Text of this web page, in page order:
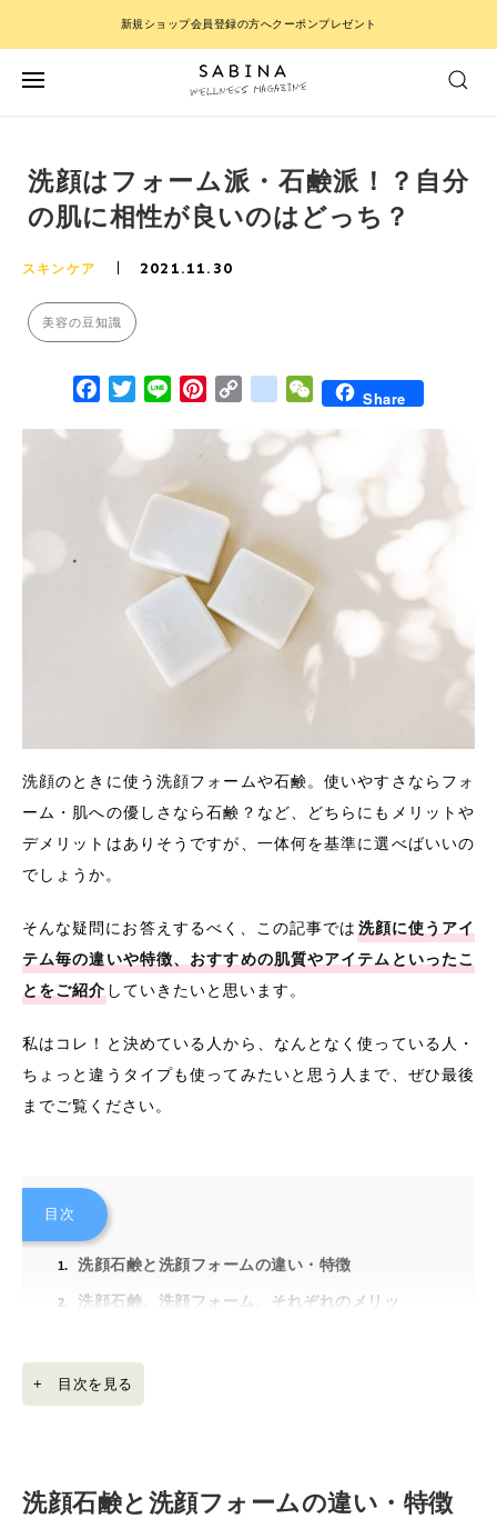
新規ショップ会員登録の方へクーポンプレゼント
洗顔はフォーム派・石鹸派！？自分
の肌に相性が良いのはどっち？
スキンケア 2021.11.30
美容の豆知識
Facebook
TwitterLine PinterestCopy Linkgoogle_bookmarks
WeChatShare
洗顔のときに使う洗顔フォームや石鹸。使いやすさならフォ
ーム・肌への優しさなら石鹸？など、どちらにもメリットや
デメリットはありそうですが、一体何を基準に選べばいいの
でしょうか。
そんな疑問にお答えするべく、この記事では 洗顔に使うアイ
テム毎の違いや特徴、おすすめの肌質やアイテムといったこ
とをご紹介 していきたいと思います。
私はコレ！と決めている人から、なんとなく使っている人・
ちょっと違うタイプも使ってみたいと思う人まで、ぜひ最後
までご覧ください。
目次
洗顔石鹸と洗顔フォームの違い・特徴
洗顔石鹸、洗顔フォーム、それぞれのメリッ
洗顔フォームのメリット・デメリット
乾燥肌におすすめ
+ 目次を見る
洗顔石鹸と洗顔フォームの違い・特徴